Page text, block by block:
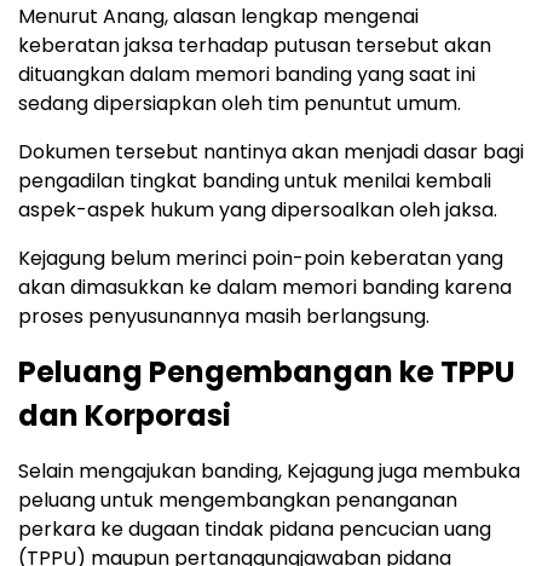
Menurut Anang, alasan lengkap mengenai
keberatan jaksa terhadap putusan tersebut akan
dituangkan dalam memori banding yang saat ini
sedang dipersiapkan oleh tim penuntut umum.
Dokumen tersebut nantinya akan menjadi dasar bagi
pengadilan tingkat banding untuk menilai kembali
aspek-aspek hukum yang dipersoalkan oleh jaksa.
Kejagung belum merinci poin-poin keberatan yang
akan dimasukkan ke dalam memori banding karena
proses penyusunannya masih berlangsung.
Peluang Pengembangan ke TPPU
dan Korporasi
Selain mengajukan banding, Kejagung juga membuka
peluang untuk mengembangkan penanganan
perkara ke dugaan tindak pidana pencucian uang
(TPPU) maupun pertanggungjawaban pidana